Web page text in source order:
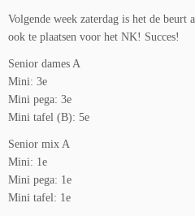
Volgende week zaterdag is het de beurt
ook te plaatsen voor het NK! Succes!
Senior dames A
Mini: 3e
Mini pega: 3e
Mini tafel (B): 5e
Senior mix A
Mini: 1e
Mini pega: 1e
Mini tafel: 1e